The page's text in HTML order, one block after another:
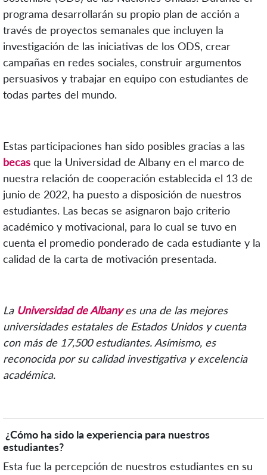
programa desarrollarán su propio plan de acción a
través de proyectos semanales que incluyen la
investigación de las iniciativas de los ODS, crear
campañas en redes sociales, construir argumentos
persuasivos y trabajar en equipo con estudiantes de
todas partes del mundo.
Estas participaciones han sido posibles gracias a las
becas que la Universidad de Albany en el marco de
nuestra relación de cooperación establecida el 13 de
junio de 2022, ha puesto a disposición de nuestros
estudiantes. Las becas se asignaron bajo criterio
académico y motivacional, para lo cual se tuvo en
cuenta el promedio ponderado de cada estudiante y la
calidad de la carta de motivación presentada.
LaUniversidad de Albany es una de las mejores
universidades estatales de Estados Unidos y cuenta
con más de 17,500 estudiantes. Asímismo, es
reconocida por su calidad investigativa y excelencia
académica.
¿Cómo ha sido la experiencia para nuestros
estudiantes?
Esta fue la percepción de nuestros estudiantes en su